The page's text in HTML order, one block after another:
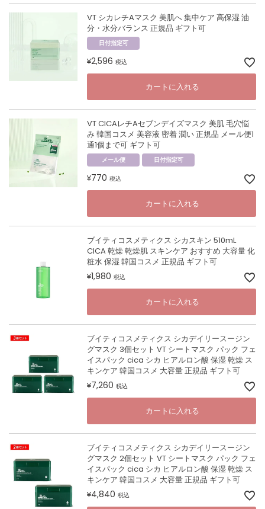
VT シカレチAマスク 美肌へ 集中ケア 高保湿 油
分・水分バランス 正規品 ギフト可
日付指定可
¥2,596 税込
カートに入れる
VT CICAレチAセブンデイズマスク 美肌 毛穴悩
み 韓国コスメ 美容液 密着 潤い 正規品 メール便1
通1個まで可 ギフト可
メール便 日付指定可
¥770 税込
カートに入れる
ブイティコスメティクス シカスキン 510mL
CICA 乾燥 乾燥肌 スキンケア おすすめ 大容量 化
粧水 保湿 韓国コスメ 正規品 ギフト可
¥1,980 税込
カートに入れる
ブイティコスメティクス シカデイリースージン
グマスク 3個セット VT シートマスク パック フェ
イスパック cica シカ ヒアルロン酸 保湿 乾燥 ス
キンケア 韓国コスメ 大容量 正規品 ギフト可
¥7,260 税込
カートに入れる
ブイティコスメティクス シカデイリースージン
グマスク 2個セット VT シートマスク パック フェ
イスパック cica シカ ヒアルロン酸 保湿 乾燥 ス
キンケア 韓国コスメ 大容量 正規品 ギフト可
¥4,840 税込